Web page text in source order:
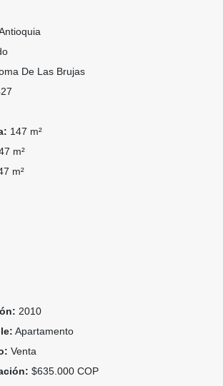
De Las Brujas
147 m²
m²
m²
2010
Apartamento
Venta
$635.000 COP